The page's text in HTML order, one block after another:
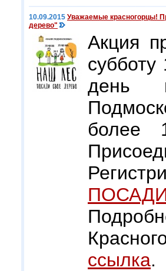
10.09.2015 Уважаемые красногорцы!
дерево"
Акция
день
более
ссылка.